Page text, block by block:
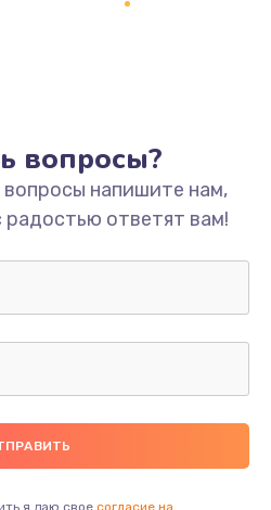
руб.
звука
руб.
флешку
руб.
вопросы?
вопросы напишите нам,
ответят вам!
я даю свое согласие на